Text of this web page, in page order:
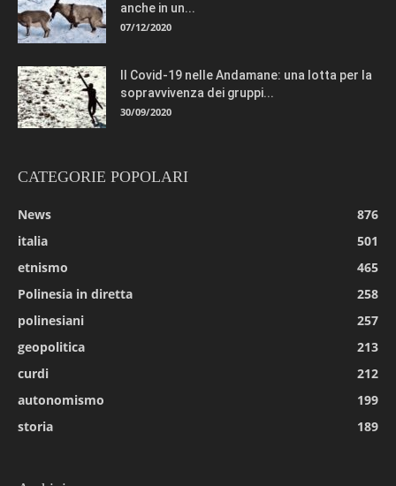
anche in un...
07/12/2020
Il Covid-19 nelle Andamane: una lotta per la
sopravvivenza dei gruppi...
30/09/2020
CATEGORIE POPOLARI
News
876
italia
501
etnismo
465
Polinesia in diretta
258
polinesiani
257
geopolitica
213
curdi
212
autonomismo
199
storia
189